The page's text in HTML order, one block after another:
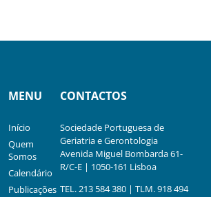
MENU
Início
Quem
Somos
Calendário
Publicações
CONTACTOS
Sociedade Portuguesa de
Geriatria e Gerontologia
Avenida Miguel Bombarda 61-
R/C-E | 1050-161 Lisboa
TEL. 213 584 380 | TLM. 918 494